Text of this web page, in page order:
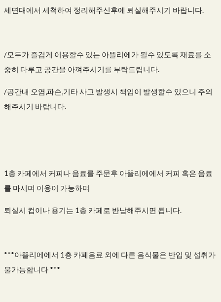
세면대에서 세척하여 정리해주신후에 퇴실해주시기 바랍니다.
/모두가 즐겁게 이용할수 있는 아뜰리에가 될수 있도록 재료를 소
중히 다루고 공간을 아껴주시기를 부탁드립니다.
/공간내 오염,파손,기타 사고 발생시 책임이 발생할수 있으니 주의
해주시기 바랍니다.
1층 카페에서 커피나 음료를 주문후 아뜰리에에서 커피 혹은 음료
를 마시며 이용이 가능하며
퇴실시 컵이나 용기는 1층 카페로 반납해주시면 됩니다.
***아뜰리에에서 1층 카페음료 외에 다른 음식물은 반입 및 섭취가
불가능합니다 ***